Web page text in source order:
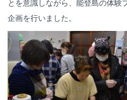
とを意識しながら、能登島の体験
企画を行いました。